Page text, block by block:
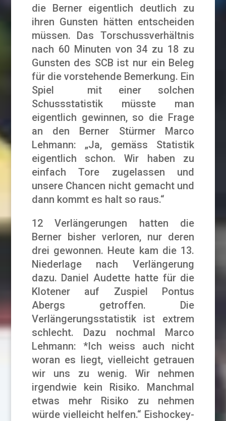
die Berner eigentlich deutlich zu
ihren Gunsten hätten entscheiden
müssen. Das Torschussverhältnis
nach 60 Minuten von 34 zu 18 zu
Gunsten des SCB ist nur ein Beleg
für die vorstehende Bemerkung. Ein
Spiel mit einer solchen
Schussstatistik müsste man
eigentlich gewinnen, so die Frage
an den Berner Stürmer Marco
Lehmann: „Ja, gemäss Statistik
eigentlich schon. Wir haben zu
einfach Tore zugelassen und
unsere Chancen nicht gemacht und
dann kommt es halt so raus.“
12 Verlängerungen hatten die
Berner bisher verloren, nur deren
drei gewonnen. Heute kam die 13.
Niederlage nach Verlängerung
dazu. Daniel Audette hatte für die
Klotener auf Zuspiel Pontus
Abergs getroffen. Die
Verlängerungsstatistik ist extrem
schlecht. Dazu nochmal Marco
Lehmann: *Ich weiss auch nicht
woran es liegt, vielleicht getrauen
wir uns zu wenig. Wir nehmen
irgendwie kein Risiko. Manchmal
etwas mehr Risiko zu nehmen
würde vielleicht helfen.“ Eishockey-